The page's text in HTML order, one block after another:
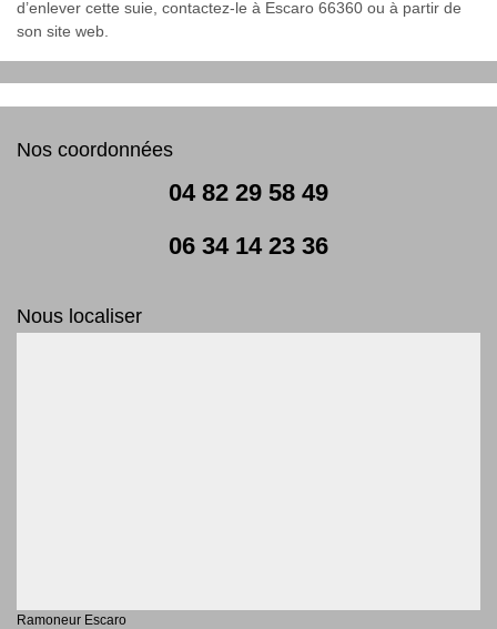
d’enlever cette suie, contactez-le à Escaro 66360 ou à partir de
son site web.
Nos coordonnées
04 82 29 58 49
06 34 14 23 36
Nous localiser
Ramoneur Escaro